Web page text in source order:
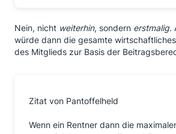
Nein, nicht weiterhin, sondern erstmalig.
würde dann die gesamte
des Mitglieds zur Basis der
Zitat von Pantoffelheld
Wenn ein Rentner dann die